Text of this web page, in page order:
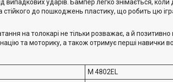
ударів. Бампер легко знімається, коли
стійкого до пошкоджень пластику, що робить цю
на толокарі не тільки розважає, а й
та моторику, а також отримує перші навички
M 4802EL